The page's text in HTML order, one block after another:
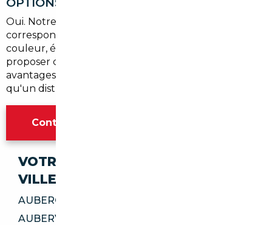
Oui. Notre mission est de trouver le véhicule qui
correspond à vos critères exacts — motorisation,
couleur, équipements, kilométrage — et non de vous
proposer ce qui est disponible en stock. C'est l'un des
avantages majeurs de passer par un courtier plutôt
qu'un distributeur classique.
Contacter l'agence Paris
VOTRE IMPORT SÉCURISÉ DANS CES
VILLES
AUBERGENVILLE 78410
AUBERVILLIERS 93300